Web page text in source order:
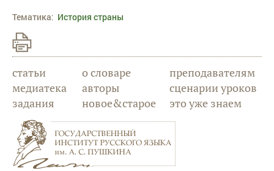
Тематика: История страны
статьи
медиатека
задания
о словаре
авторы
новое&старое
преподавателям
сценарии уроков
это уже знаем